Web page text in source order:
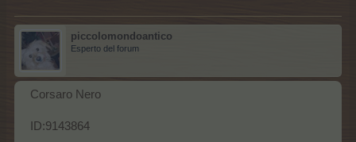
piccolomondoantico
Esperto del forum
Corsaro Nero
ID:9143864